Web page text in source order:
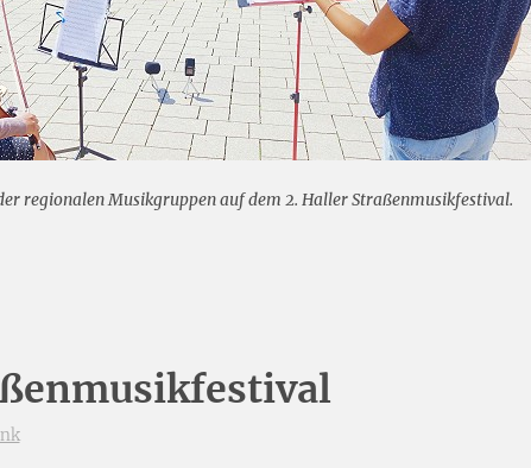
regionalen Musikgruppen auf dem 2. Haller Straßenmusikfestival.